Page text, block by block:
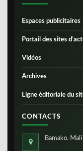
Espaces publicitaires
Portail des sites
Vidéos
Archives
Ligne éditoriale du
CONTACTS
Bamako, Mali